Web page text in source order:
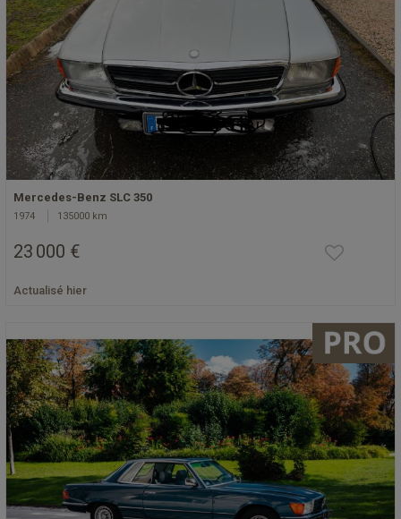
Mercedes-Benz SLC 350
1974 135000 km
23 000 €
Actualisé hier